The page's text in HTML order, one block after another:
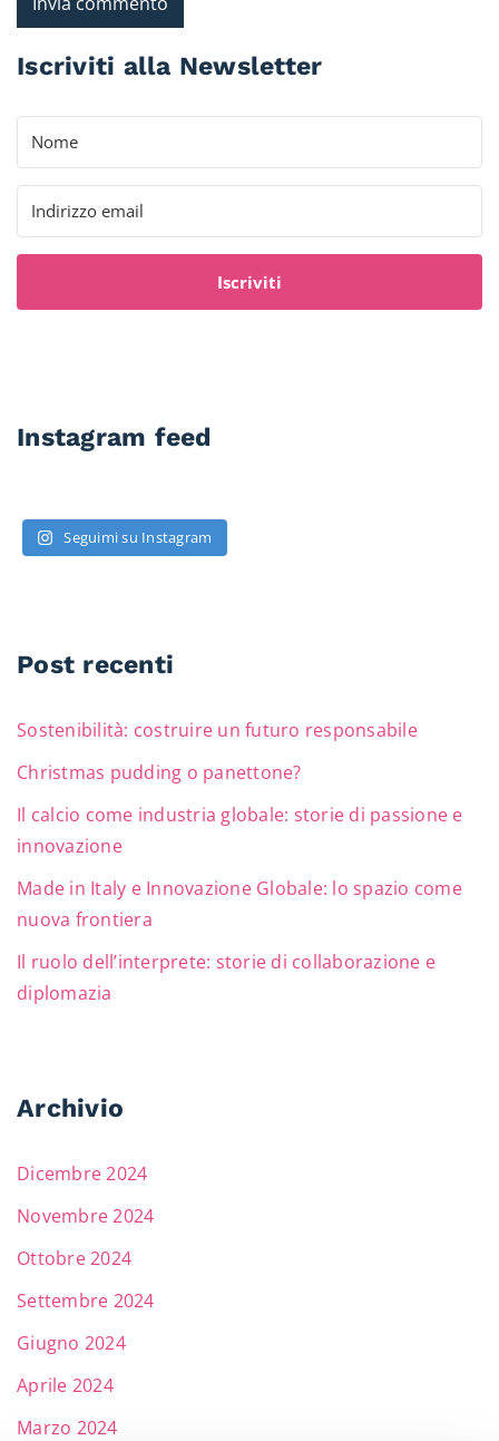
Iscriviti alla Newsletter
Iscriviti
Instagram feed
Seguimi su Instagram
Post recenti
Sostenibilità: costruire un futuro responsabile
Christmas pudding o panettone?
Il calcio come industria globale: storie di passione e
innovazione
Made in Italy e Innovazione Globale: lo spazio come
nuova frontiera
Il ruolo dell’interprete: storie di collaborazione e
diplomazia
Archivio
Dicembre 2024
Novembre 2024
Ottobre 2024
Settembre 2024
Giugno 2024
Aprile 2024
Marzo 2024